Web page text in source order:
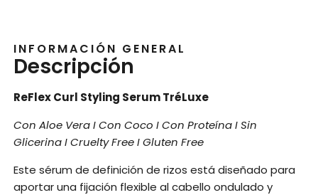
INFORMACIÓN GENERAL
Descripción
ReFlex Curl Styling Serum TréLuxe
Con Aloe Vera I Con Coco I Con Proteína I Sin
Glicerina I Cruelty Free I Gluten Free
Este sérum de definición de rizos está diseñado para
aportar una fijación flexible al cabello ondulado y